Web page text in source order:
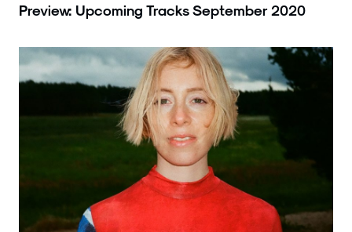
Preview: Upcoming Tracks September 2020